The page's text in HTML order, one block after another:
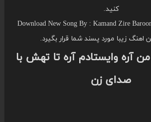
کنید.
Download New Song By : Kamand Zire
اهنگ زیبا مورد پسند شما قرار بگیرد.
آره وایستادم آره تا تهش با
صدای زن